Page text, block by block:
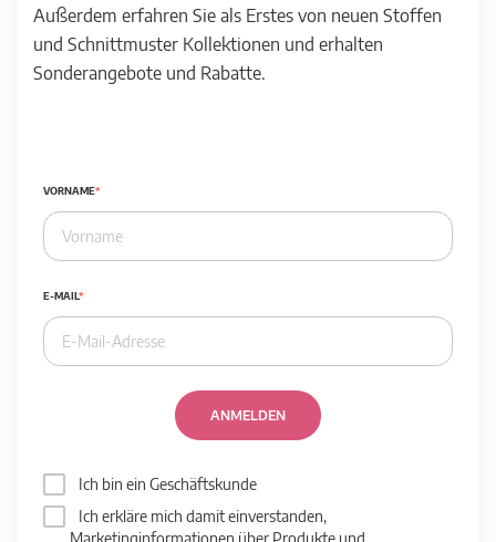
Außerdem erfahren Sie als Erstes von neuen Stoffen
und Schnittmuster Kollektionen und erhalten
Sonderangebote und Rabatte.
VORNAME
E-MAIL
ANMELDEN
Ich bin ein Geschäftskunde
Ich erkläre mich damit einverstanden,